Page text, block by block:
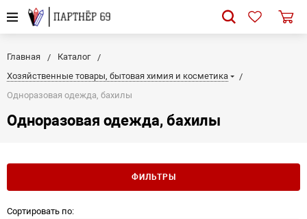
Главная
Каталог
Хозяйственные товары, бытовая химия и косметика
Одноразовая одежда, бахилы
Одноразовая одежда, бахилы
ФИЛЬТРЫ
Сортировать по: